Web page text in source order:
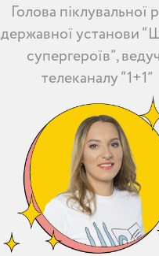
Голова піклувальної
державної установи
супергероїв”,
телеканалу “1+1”